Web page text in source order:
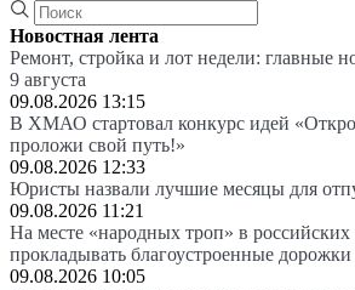
Новостная лента
Ремонт, стройка и лот недели: главные
9 августа
09.08.2026 13:15
В ХМАО стартовал конкурс идей
проложи свой путь!»
09.08.2026 12:33
Юристы назвали лучшие месяцы для
09.08.2026 11:21
На месте «народных троп» в
прокладывать благоустроенные дорожки
09.08.2026 10:05